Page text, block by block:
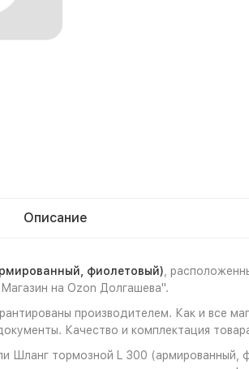
Описание
фиолетовый) ,
на Ozon Долгашева".
производителем. Как и
Качество и комплектация
Шланг тормозной L 300 (армированный,